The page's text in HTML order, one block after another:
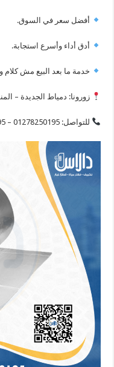
أفضل سعر في السوق.
أدق أداء وأسرع استجابة.
خدمة ما بعد البيع مش كلام
زورونا: دمياط الجديدة –
للتواصل: 01278250195 – 01024293495